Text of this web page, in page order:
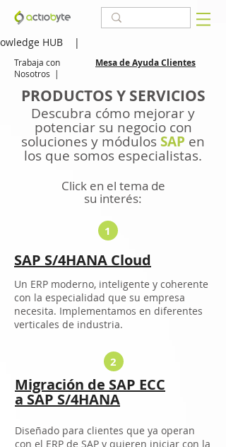
HUB |
Trabaja con
Nosotros |
Mesa de Ayuda Clientes
PRODUCTOS Y SERVICIOS
Descubra cómo mejorar y
potenciar su negocio con
soluciones y módulosSAP en
los que somos especialistas.
Click en el tema de
su interés:
1
SAP S/4HANA Cloud
Un ERP moderno, inteligente y coherente
con la especialidad que su empresa
necesita. Implementamos en diferentes
verticales de industria.
2
Migración de SAP ECC
a SAP S/4HANA
Diseñado para clientes que ya operan
con el ERP de SAP y quieren iniciar con la